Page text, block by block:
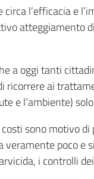
l’efficacia e
atteggiamento
a oggi tanti
ricorrere ai
e l’ambiente)
sono motivo
poco e
i controlli